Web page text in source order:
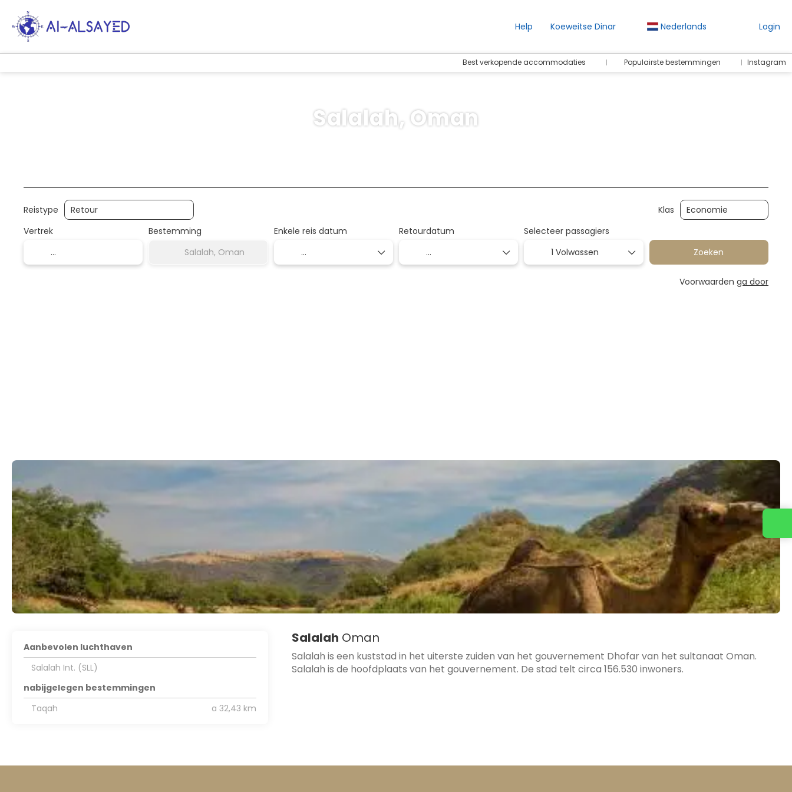
Help Koeweitse Dinar Nederlands Login
Best verkopende accommodaties Populairste bestemmingen Instagram
Salalah, Oman
Reistype
Klas
Vertrek
Bestemming Enkele reis datum Retourdatum
Selecteer passagiers
1 Volwassen
Zoeken
Voorwaarden ga door
Salalah Oman
Salalah is een kuststad in het uiterste zuiden van het gouvernement Dhofar van het sultanaat Oman.
Salalah is de hoofdplaats van het gouvernement. De stad telt circa 156.530 inwoners.
Aanbevolen luchthaven
Salalah Int. (SLL)
nabijgelegen bestemmingen
Taqah
a 32,43 km
Neem contact met ons op